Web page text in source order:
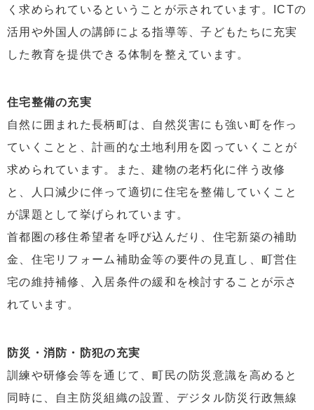
く求められているということが示されています。ICTの
活用や外国人の講師による指導等、子どもたちに充実
した教育を提供できる体制を整えています。
住宅整備の充実
自然に囲まれた長柄町は、自然災害にも強い町を作っ
ていくことと、計画的な土地利用を図っていくことが
求められています。また、建物の老朽化に伴う改修
と、人口減少に伴って適切に住宅を整備していくこと
が課題として挙げられています。
首都圏の移住希望者を呼び込んだり、住宅新築の補助
金、住宅リフォーム補助金等の要件の見直し、町営住
宅の維持補修、入居条件の緩和を検討することが示さ
れています。
防災・消防・防犯の充実
訓練や研修会等を通じて、町民の防災意識を高めると
同時に、自主防災組織の設置、デジタル防災行政無線